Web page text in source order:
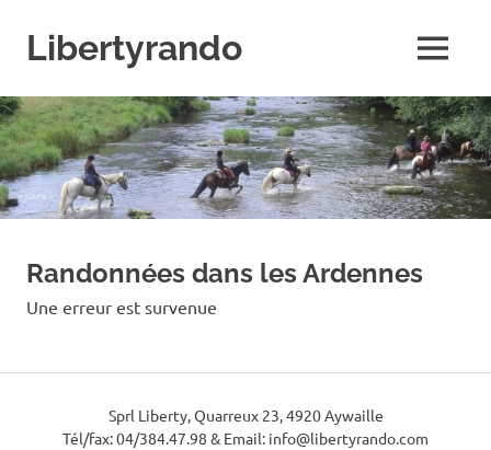
contentLibertyrando
spécialiste
de
la
randonnée
à
cheval
MENU
Randonnées dans les Ardennes
Une erreur est survenue
Sprl Liberty, Quarreux 23, 4920 Aywaille
Tél/fax: 04/384.47.98 & Email: info@libertyrando.com